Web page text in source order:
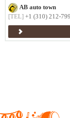
AB auto town
[TEL] +1 (310) 212-